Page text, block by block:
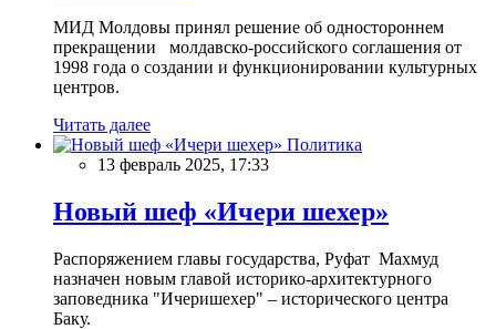
МИД Молдовы принял решение об одностороннем
прекращении молдавско-российского соглашения от
1998 года о создании и функционировании культурных
центров.
Читать далее
Политика
13 февраль 2025, 17:33
Новый шеф «Ичери шехер»
Распоряжением главы государства, Руфат Махмуд
назначен новым главой историко-архитектурного
заповедника "Ичеришехер" – исторического центра
Баку.